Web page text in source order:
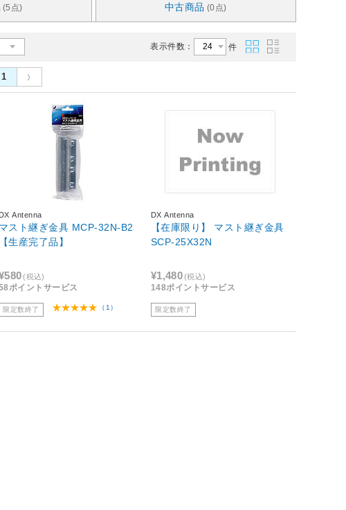
(5点) 中古商品 (0点)
表示件数： 件
1
DX Antenna
マスト継ぎ金具 MCP-32N-B2
【生産完了品】
(税込)
ポイントサービス
限定数終了 （1）
DX Antenna
【在庫限り】 マスト継ぎ金具
SCP-25X32N
¥1,480(税込)
148ポイントサービス
限定数終了